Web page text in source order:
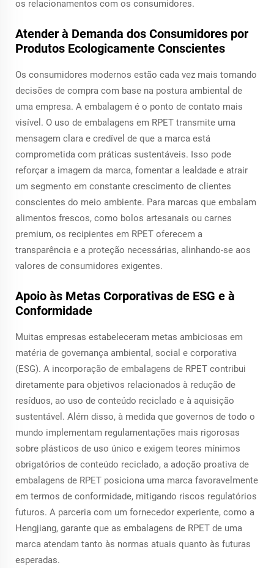
os relacionamentos com os consumidores.
Atender à Demanda dos Consumidores por
Produtos Ecologicamente Conscientes
Os consumidores modernos estão cada vez mais tomando
decisões de compra com base na postura ambiental de
uma empresa. A embalagem é o ponto de contato mais
visível. O uso de embalagens em RPET transmite uma
mensagem clara e credível de que a marca está
comprometida com práticas sustentáveis. Isso pode
reforçar a imagem da marca, fomentar a lealdade e atrair
um segmento em constante crescimento de clientes
conscientes do meio ambiente. Para marcas que embalam
alimentos frescos, como bolos artesanais ou carnes
premium, os recipientes em RPET oferecem a
transparência e a proteção necessárias, alinhando-se aos
valores de consumidores exigentes.
Apoio às Metas Corporativas de ESG e à
Conformidade
Muitas empresas estabeleceram metas ambiciosas em
matéria de governança ambiental, social e corporativa
(ESG). A incorporação de embalagens de RPET contribui
diretamente para objetivos relacionados à redução de
resíduos, ao uso de conteúdo reciclado e à aquisição
sustentável. Além disso, à medida que governos de todo o
mundo implementam regulamentações mais rigorosas
sobre plásticos de uso único e exigem teores mínimos
obrigatórios de conteúdo reciclado, a adoção proativa de
embalagens de RPET posiciona uma marca favoravelmente
em termos de conformidade, mitigando riscos regulatórios
futuros. A parceria com um fornecedor experiente, como a
Hengjiang, garante que as embalagens de RPET de uma
marca atendam tanto às normas atuais quanto às futuras
esperadas.